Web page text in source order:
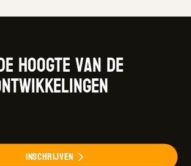
een weerbare en wendbare
hoogte van de
Inschrijven